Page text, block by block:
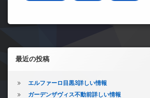
左サイドバー
最近の投稿
エルファーロ目黒3詳しい情報
ガーデンザヴィス不動前詳しい情報